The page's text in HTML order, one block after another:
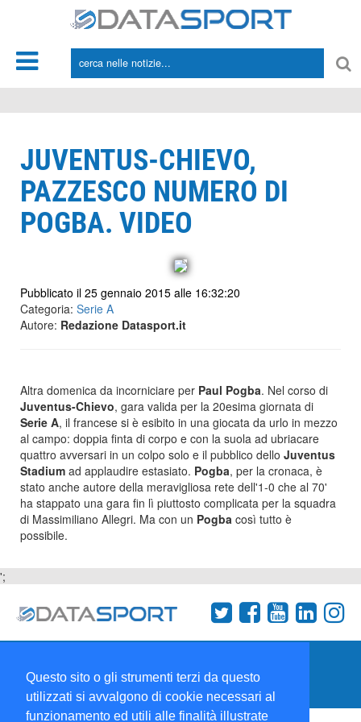
Questo sito o gli strumenti terzi da questo
utilizzati si avvalgono di cookie necessari al
funzionamento ed utili alle finalità illustrate
JUVENTUS-CHIEVO,
PAZZESCO NUMERO DI
POGBA. VIDEO
Pubblicato il 25 gennaio 2015 alle 16:32:20
Categoria: Serie A
Autore: Redazione Datasport.it
Altra domenica da incorniciare per Paul Pogba. Nel corso di
Juventus-Chievo, gara valida per la 20esima giornata di
Serie A, il francese si è esibito in una giocata da urlo in mezzo
al campo: doppia finta di corpo e con la suola ad ubriacare
quattro avversari in un colpo solo e il pubblico dello Juventus
Stadium ad applaudire estasiato. Pogba, per la cronaca, è
stato anche autore della meravigliosa rete dell'1-0 che al 70'
ha stappato una gara fin lì piuttosto complicata per la squadra
di Massimiliano Allegri. Ma con un Pogba così tutto è
possibile.
';
Collabora con noi